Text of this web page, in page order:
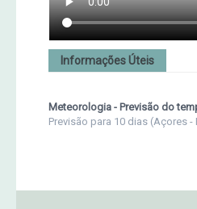
Informações Úteis
Meteorologia - Previsão do
Previsão para 10 dias (Açores -